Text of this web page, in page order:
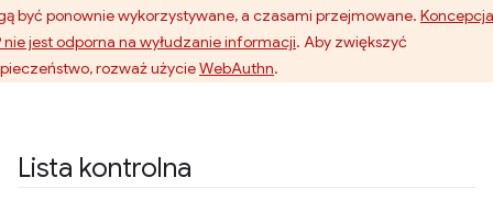
być ponownie wykorzystywane, a czasami przejmowane. Koncepcja
nie jest odporna na wyłudzanie informacji. Aby zwiększyć
rozważ użycieWebAuthn.
Lista kontrolna